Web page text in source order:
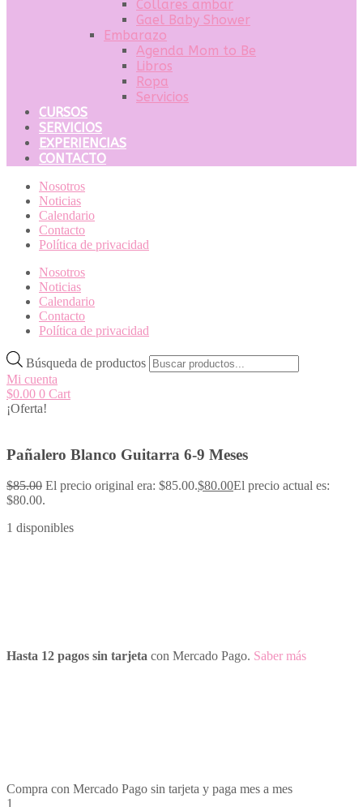
Collares ambar
Gael Baby Shower
Embarazo
Agenda Mom to Be
Libros
Ropa
Servicios
CURSOS
SERVICIOS
EXPERIENCIAS
CONTACTO
Nosotros
Noticias
Calendario
Contacto
Política de privacidad
Nosotros
Noticias
Calendario
Contacto
Política de privacidad
Búsqueda de productos
Mi cuenta
$0.00 0 Cart
¡Oferta!
Pañalero Blanco Guitarra 6-9 Meses
$85.00 El precio original era: $85.00.$80.00El precio actual es:
$80.00.
1 disponibles
Hasta 12 pagos sin tarjeta con Mercado Pago. Saber más
Compra con Mercado Pago sin tarjeta y paga mes a mes
1